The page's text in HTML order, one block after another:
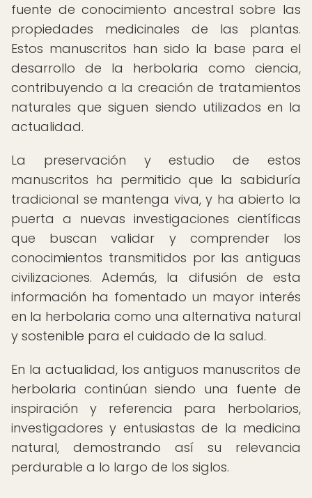
fuente de conocimiento ancestral sobre las
propiedades medicinales de las plantas.
Estos manuscritos han sido la base para el
desarrollo de la herbolaria como ciencia,
contribuyendo a la creación de tratamientos
naturales que siguen siendo utilizados en la
actualidad.
La preservación y estudio de estos
manuscritos ha permitido que la sabiduría
tradicional se mantenga viva, y ha abierto la
puerta a nuevas investigaciones científicas
que buscan validar y comprender los
conocimientos transmitidos por las antiguas
civilizaciones. Además, la difusión de esta
información ha fomentado un mayor interés
en la herbolaria como una alternativa natural
y sostenible para el cuidado de la salud.
En la actualidad, los antiguos manuscritos de
herbolaria continúan siendo una fuente de
inspiración y referencia para herbolarios,
investigadores y entusiastas de la medicina
natural, demostrando así su relevancia
perdurable a lo largo de los siglos.